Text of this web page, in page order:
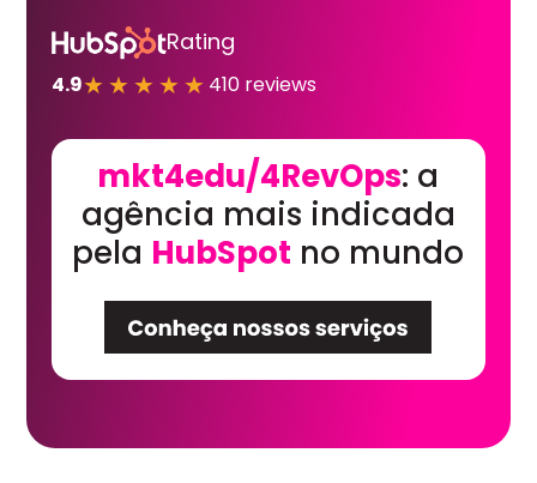
Rating
4.9★★★★★ 410 reviews
mkt4edu/4RevOps: a
agência mais indicada
pela HubSpot no mundo